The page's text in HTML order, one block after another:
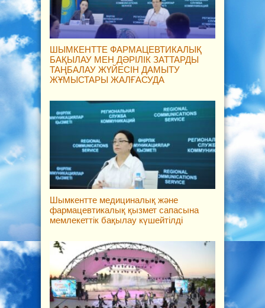
ШЫМКЕНТТЕ ФАРМАЦЕВТИКАЛЫҚ
БАҚЫЛАУ МЕН ДӘРІЛІК ЗАТТАРДЫ
ТАҢБАЛАУ ЖҮЙЕСІН ДАМЫТУ
ЖҰМЫСТАРЫ ЖАЛҒАСУДА
Шымкентте медициналық және
фармацевтикалық қызмет сапасына
мемлекеттік бақылау күшейтілді